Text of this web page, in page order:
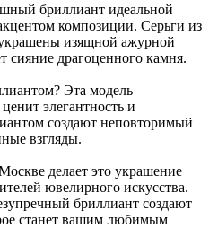
бриллиант идеальной
композиции. Серьги из
изящной ажурной
сияние драгоценного камня.
Эта модель –
элегантность и
создают неповторимый
взгляды.
делает это украшение
ювелирного искусства.
бриллиант создают
станет вашим любимым